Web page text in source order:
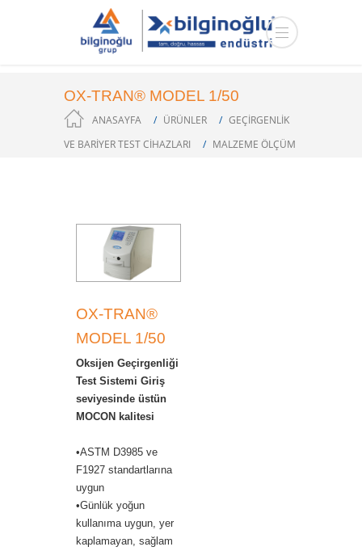
OX-TRAN® MODEL 1/50
ANASAYFA ÜRÜNLER
GEÇİRGENLİK
VE BARİYER TEST CİHAZLARI
MALZEME ÖLÇÜM
OX-TRAN®
MODEL 1/50
Oksijen Geçirgenliği
Test Sistemi Giriş
seviyesinde üstün
MOCON kalitesi
•ASTM D3985 ve
F1927 standartlarına
uygun
•Günlük yoğun
kullanıma uygun, yer
kaplamayan, sağlam